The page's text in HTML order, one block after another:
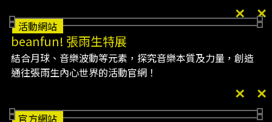
活動網站
beanfun! 張雨生特展
結合月球、音樂波動等元素，探究音樂本質及力量，創造
通往張雨生內心世界的活動官網！
官方網站